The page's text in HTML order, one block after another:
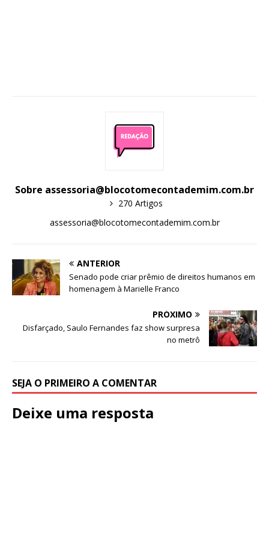
Sobre assessoria@blocotomecontademim.com.br
270 Artigos
assessoria@blocotomecontademim.com.br
ANTERIOR
Senado pode criar prêmio de direitos humanos em
homenagem à Marielle Franco
PRÓXIMO
Disfarçado, Saulo Fernandes faz show surpresa
no metrô
SEJA O PRIMEIRO A COMENTAR
Deixe uma resposta